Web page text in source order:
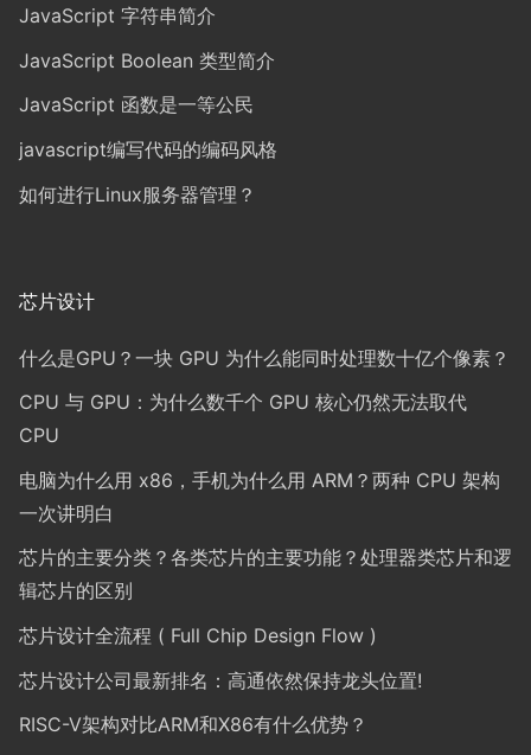
JavaScript 字符串简介
JavaScript Boolean 类型简介
JavaScript 函数是一等公民
javascript编写代码的编码风格
如何进行Linux服务器管理？
芯片设计
什么是GPU？一块 GPU 为什么能同时处理数十亿个像素？
CPU 与 GPU：为什么数千个 GPU 核心仍然无法取代
CPU
电脑为什么用 x86，手机为什么用 ARM？两种 CPU 架构
一次讲明白
芯片的主要分类？各类芯片的主要功能？处理器类芯片和逻
辑芯片的区别
芯片设计全流程 ( Full Chip Design Flow )
芯片设计公司最新排名：高通依然保持龙头位置!
RISC-V架构对比ARM和X86有什么优势？